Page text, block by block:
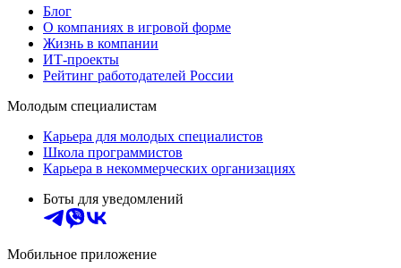
Блог
О компаниях в игровой форме
Жизнь в компании
ИТ-проекты
Рейтинг работодателей России
Молодым специалистам
Карьера для молодых специалистов
Школа программистов
Карьера в некоммерческих организациях
Боты для уведомлений
Мобильное приложение